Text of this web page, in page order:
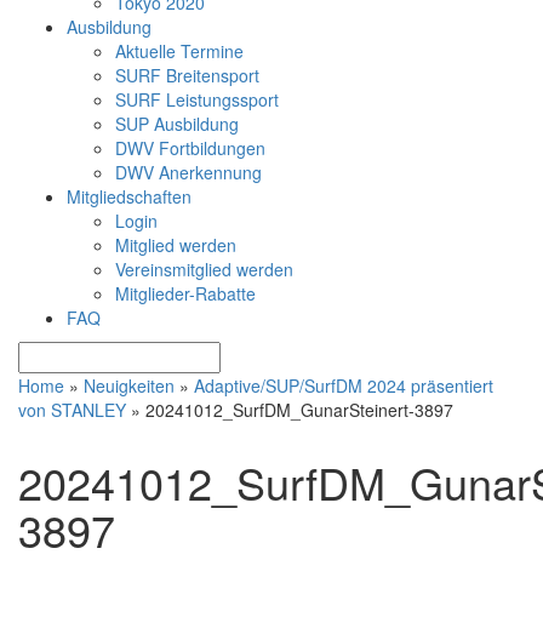
Ausbildung
Aktuelle Termine
SURF Breitensport
SURF Leistungssport
SUP Ausbildung
DWV Fortbildungen
DWV Anerkennung
Mitgliedschaften
Login
Mitglied werden
Vereinsmitglied werden
Mitglieder-Rabatte
FAQ
Home » Neuigkeiten » Adaptive/SUP/SurfDM 2024 präsentiert
von STANLEY » 20241012_SurfDM_GunarSteinert-3897
3897